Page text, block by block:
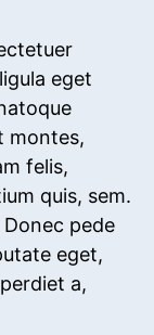
eget
montes,
felis,
quis, sem.
pede
eget,
a,